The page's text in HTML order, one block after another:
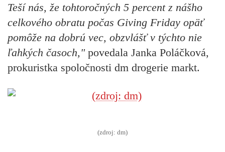
Teší nás, že tohtoročných 5 percent z nášho
celkového obratu počas Giving Friday opäť
pomôže na dobrú vec, obzvlášť v týchto nie
ľahkých časoch,"povedala Janka Poláčková,
prokuristka spoločnosti dm drogerie markt.
(zdroj: dm)